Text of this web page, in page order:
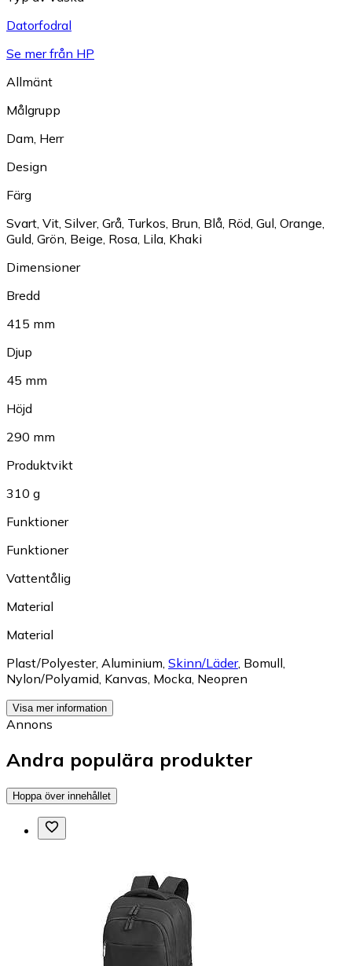
Datorfodral
Se mer från HP
Allmänt
Målgrupp
Dam, Herr
Design
Färg
Svart, Vit, Silver, Grå, Turkos, Brun, Blå, Röd, Gul, Orange,
Guld, Grön, Beige, Rosa, Lila, Khaki
Dimensioner
Bredd
415 mm
Djup
45 mm
Höjd
290 mm
Produktvikt
310 g
Funktioner
Funktioner
Vattentålig
Material
Material
Plast/Polyester, Aluminium, Skinn/Läder, Bomull,
Nylon/Polyamid, Kanvas, Mocka, Neopren
Visa mer information
Annons
Andra populära produkter
Hoppa över innehållet